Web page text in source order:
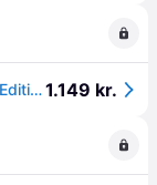
ghd Helios Hair Dryer - Sunsthetic (Limited Edition)1.149 kr.